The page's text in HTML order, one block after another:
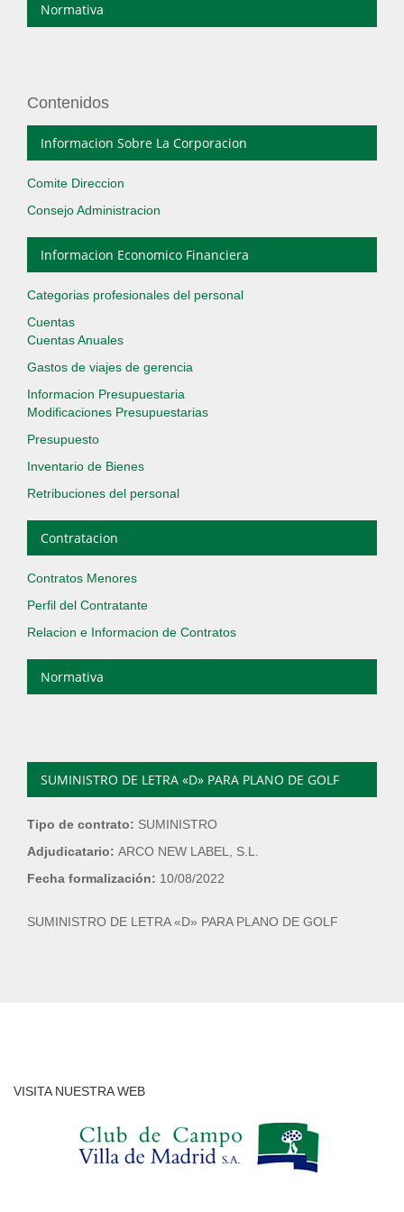
Normativa
Contenidos
Informacion Sobre La Corporacion
Comite Direccion
Consejo Administracion
Informacion Economico Financiera
Categorias profesionales del personal
Cuentas
Cuentas Anuales
Gastos de viajes de gerencia
Informacion Presupuestaria
Modificaciones Presupuestarias
Presupuesto
Inventario de Bienes
Retribuciones del personal
Contratacion
Contratos Menores
Perfil del Contratante
Relacion e Informacion de Contratos
Normativa
SUMINISTRO DE LETRA «D» PARA PLANO DE GOLF
Tipo de contrato: SUMINISTRO
Adjudicatario: ARCO NEW LABEL, S.L.
Fecha formalización: 10/08/2022
SUMINISTRO DE LETRA «D» PARA PLANO DE GOLF
VISITA NUESTRA WEB